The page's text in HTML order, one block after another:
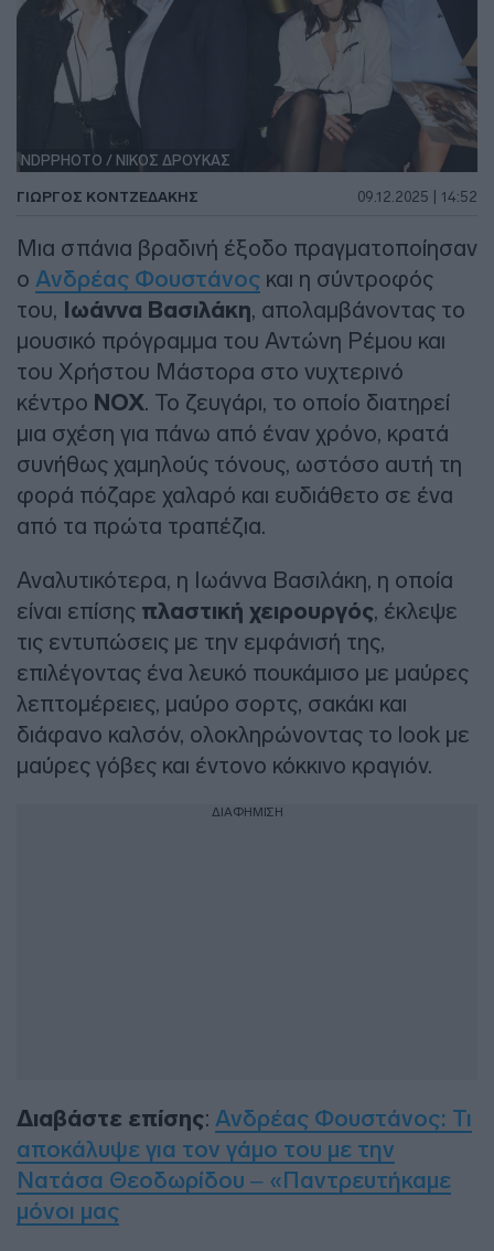
NDPPHOTO / ΝΙΚΟΣ ΔΡΟΥΚΑΣ
ΓΙΏΡΓΟΣ ΚΟΝΤΖΕΔΆΚΗΣ 09.12.2025 | 14:52
Μια σπάνια βραδινή έξοδο πραγματοποίησαν
ο Ανδρέας Φουστάνος και η σύντροφός
του,
Ιωάννα Βασιλάκη, απολαμβάνοντας το
μουσικό πρόγραμμα του Αντώνη Ρέμου και
του Χρήστου Μάστορα στο νυχτερινό
κέντρο NOX. Το ζευγάρι, το οποίο διατηρεί
μια σχέση για πάνω από έναν χρόνο, κρατά
συνήθως χαμηλούς τόνους, ωστόσο αυτή τη
φορά πόζαρε χαλαρό και ευδιάθετο σε ένα
από τα πρώτα τραπέζια.
Αναλυτικότερα, η Ιωάννα Βασιλάκη, η οποία
είναι επίσης πλαστική χειρουργός, έκλεψε
τις εντυπώσεις με την εμφάνισή της,
επιλέγοντας ένα λευκό πουκάμισο με μαύρες
λεπτομέρειες, μαύρο σορτς, σακάκι και
διάφανο καλσόν, ολοκληρώνοντας το look με
μαύρες γόβες και έντονο κόκκινο κραγιόν.
ΔΙΑΦΗΜΙΣΗ
Διαβάστε επίσης: Ανδρέας Φουστάνος: Τι
αποκάλυψε για τον γάμο του με την
Νατάσα Θεοδωρίδου – «Παντρευτήκαμε
μόνοι μας